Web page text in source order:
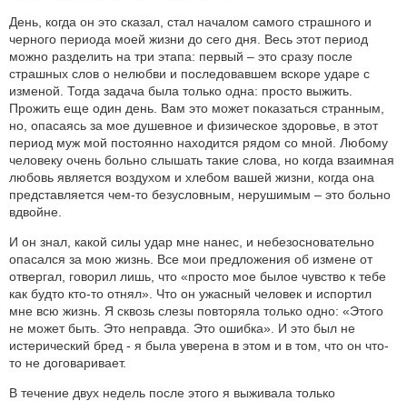
День, когда он это сказал, стал началом самого страшного и
черного периода моей жизни до сего дня. Весь этот период
можно разделить на три этапа: первый – это сразу после
страшных слов о нелюбви и последовавшем вскоре ударе с
изменой. Тогда задача была только одна: просто выжить.
Прожить еще один день. Вам это может показаться странным,
но, опасаясь за мое душевное и физическое здоровье, в этот
период муж мой постоянно находится рядом со мной. Любому
человеку очень больно слышать такие слова, но когда взаимная
любовь является воздухом и хлебом вашей жизни, когда она
представляется чем-то безусловным, нерушимым – это больно
вдвойне.
И он знал, какой силы удар мне нанес, и небезосновательно
опасался за мою жизнь. Все мои предложения об измене от
отвергал, говорил лишь, что «просто мое былое чувство к тебе
как будто кто-то отнял». Что он ужасный человек и испортил
мне всю жизнь. Я сквозь слезы повторяла только одно: «Этого
не может быть. Это неправда. Это ошибка». И это был не
истерический бред - я была уверена в этом и в том, что он что-
то не договаривает.
В течение двух недель после этого я выживала только